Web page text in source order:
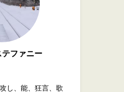
ファニー
し、能、狂言、歌